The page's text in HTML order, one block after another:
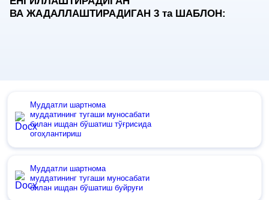
ВА ЖАДАЛЛАШТИРАДИГАН 3 таШАБЛОН:
Муддатли шартнома
муддатининг тугаши муносабати
билан ишдан бўшатиш тўғрисида
огоҳлантириш
Муддатли шартнома
муддатининг тугаши муносабати
билан ишдан бўшатиш буйруғи